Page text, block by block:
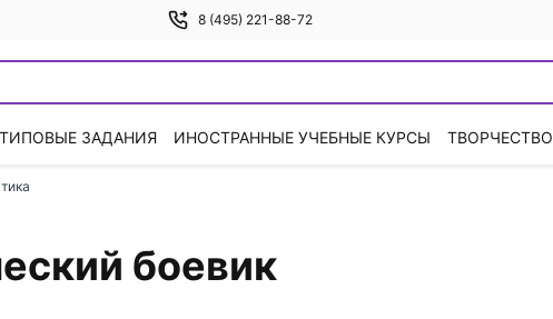
8 (495) 221-88-72
ЗАДАНИЯ ИНОСТРАННЫЕ УЧЕБНЫЕ КУРСЫ ТВОРЧЕСТВО
боевик